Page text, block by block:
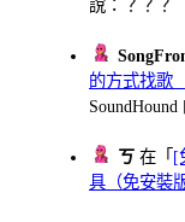
說：？？？
的方式找歌
SoundHound
ㄎ 在「 [
具（免安裝版